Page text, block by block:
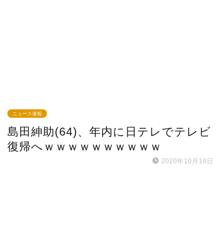
ニュース速報
島田紳助(64)、年内に日テレでテレビ
復帰へｗｗｗｗｗｗｗｗｗｗ
2020年10月19日